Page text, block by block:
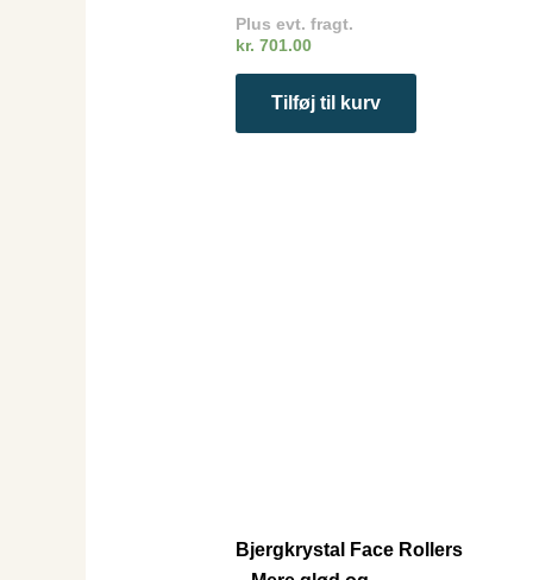
Plus evt. fragt.
kr. 701.00
Tilføj til kurv
Bjergkrystal Face Rollers